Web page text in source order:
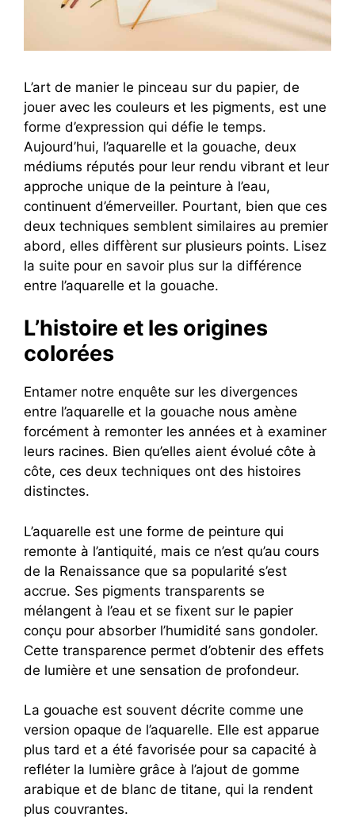
L’art de manier le pinceau sur du papier, de
jouer avec les couleurs et les pigments, est une
forme d’expression qui défie le temps.
Aujourd’hui, l’aquarelle et la gouache, deux
médiums réputés pour leur rendu vibrant et leur
approche unique de la peinture à l’eau,
continuent d’émerveiller. Pourtant, bien que ces
deux techniques semblent similaires au premier
abord, elles diffèrent sur plusieurs points. Lisez
la suite pour en savoir plus sur la différence
entre l’aquarelle et la gouache.
L’histoire et les origines
colorées
Entamer notre enquête sur les divergences
entre l’aquarelle et la gouache nous amène
forcément à remonter les années et à examiner
leurs racines. Bien qu’elles aient évolué côte à
côte, ces deux techniques ont des histoires
distinctes.
L’aquarelle est une forme de peinture qui
remonte à l’antiquité, mais ce n’est qu’au cours
de la Renaissance que sa popularité s’est
accrue. Ses pigments transparents se
mélangent à l’eau et se fixent sur le papier
conçu pour absorber l’humidité sans gondoler.
Cette transparence permet d’obtenir des effets
de lumière et une sensation de profondeur.
La gouache est souvent décrite comme une
version opaque de l’aquarelle. Elle est apparue
plus tard et a été favorisée pour sa capacité à
refléter la lumière grâce à l’ajout de gomme
arabique et de blanc de titane, qui la rendent
plus couvrantes.